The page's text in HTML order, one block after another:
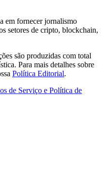
em fornecer jornalismo
setores de cripto, blockchain,
são produzidas com total
Para mais detalhes sobre
Política Editorial.
de Serviço e Política de